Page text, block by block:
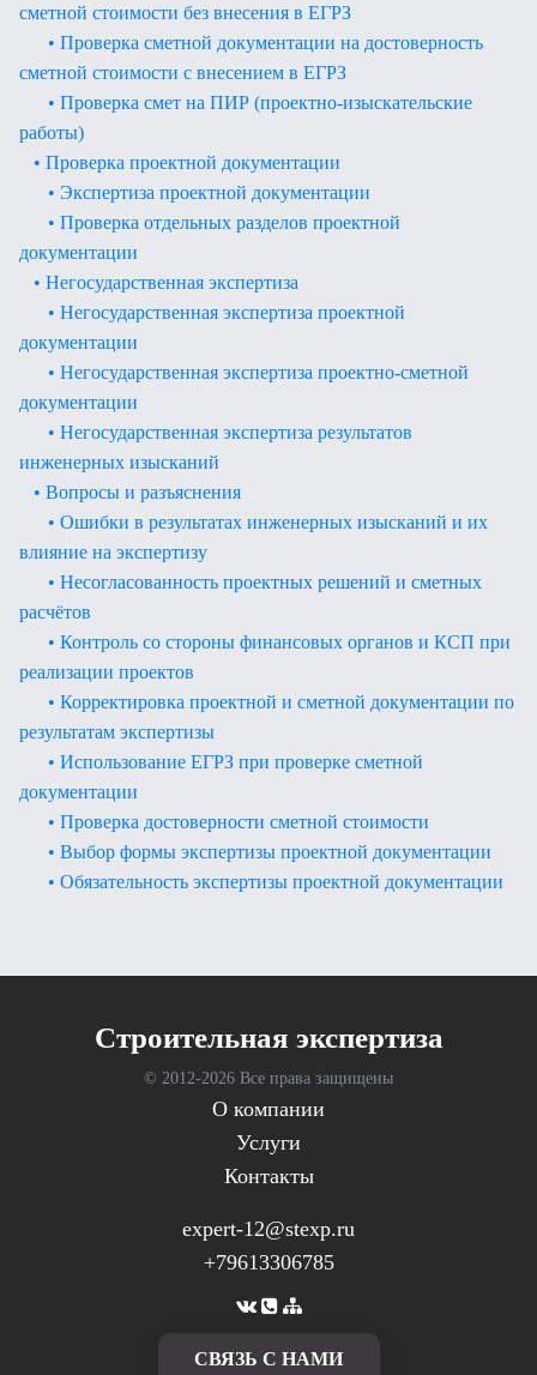
сметной стоимости без внесения в ЕГРЗ
• Проверка сметной документации на достоверность
сметной стоимости с внесением в ЕГРЗ
• Проверка смет на ПИР (проектно-изыскательские
работы)
• Проверка проектной документации
• Экспертиза проектной документации
• Проверка отдельных разделов проектной
документации
• Негосударственная экспертиза
• Негосударственная экспертиза проектной
документации
• Негосударственная экспертиза проектно-сметной
документации
• Негосударственная экспертиза результатов
инженерных изысканий
• Вопросы и разъяснения
• Ошибки в результатах инженерных изысканий и их
влияние на экспертизу
• Несогласованность проектных решений и сметных
расчётов
• Контроль со стороны финансовых органов и КСП при
реализации проектов
• Корректировка проектной и сметной документации по
результатам экспертизы
• Использование ЕГРЗ при проверке сметной
документации
• Проверка достоверности сметной стоимости
• Выбор формы экспертизы проектной документации
• Обязательность экспертизы проектной документации
Cтроительная экспертиза
© 2012-2026 Все права защищены
О компании
Услуги
Контакты
expert-12@stexp.ru
+79613306785
CВЯЗЬ С НАМИ